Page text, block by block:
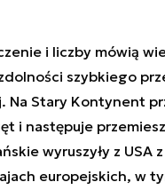
i liczby mówią
szybkiego
Stary Kontynent
i następuje
wyruszyły z USA
europejskich, w